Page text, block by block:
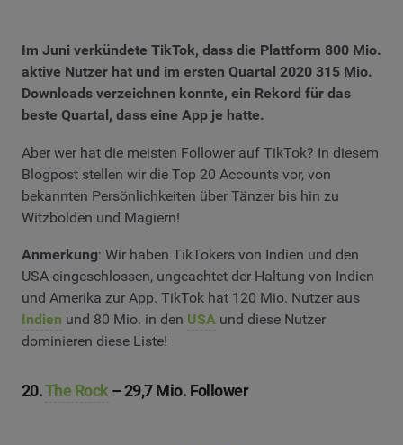
Im Juni verkündete TikTok, dass die Plattform 800 Mio.
aktive Nutzer hat und im ersten Quartal 2020 315 Mio.
Downloads verzeichnen konnte, ein Rekord für das
beste Quartal, dass eine App je hatte.
Aber wer hat die meisten Follower auf TikTok? In diesem
Blogpost stellen wir die Top 20 Accounts vor, von
bekannten Persönlichkeiten über Tänzer bis hin zu
Witzbolden und Magiern!
Anmerkung: Wir haben TikTokers von Indien und den
USA eingeschlossen, ungeachtet der Haltung von Indien
und Amerika zur App. TikTok hat 120 Mio. Nutzer aus
Indien und 80 Mio. in den USA und diese Nutzer
dominieren diese Liste!
20.The Rock– 29,7 Mio. Follower